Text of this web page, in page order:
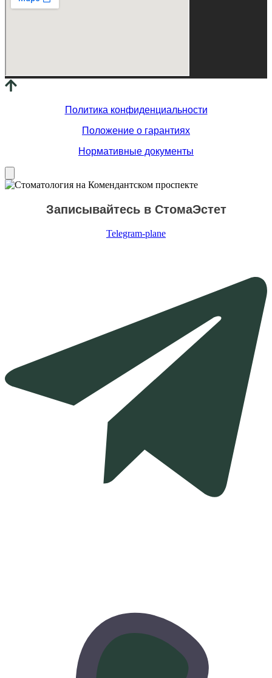
Политика конфиденциальности
Положение о гарантиях
Нормативные документы
Записывайтесь в СтомаЭстет
Telegram-plane